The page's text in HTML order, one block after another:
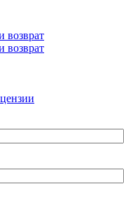
возврат
возврат